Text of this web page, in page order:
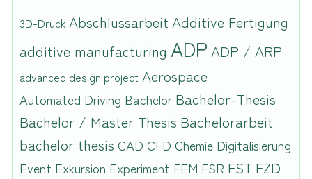
3D-Druck Abschlussarbeit Additive Fertigung
additive manufacturing ADP ADP / ARP
advanced design project Aerospace
Automated Driving Bachelor Bachelor-Thesis
Bachelor / Master Thesis Bachelorarbeit
bachelor thesis CAD CFD Chemie Digitalisierung
Event Exkursion Experiment FEM FSR FST FZD